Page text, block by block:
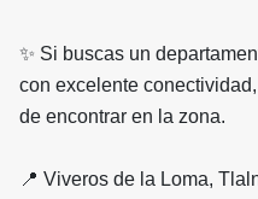
✨ Si buscas un
con excelente
de encontrar en la zona.
📍 Viveros de la Loma,